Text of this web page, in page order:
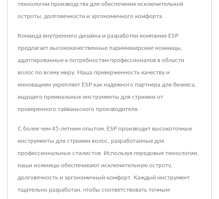
технологии производства для обеспечения исключительной
остроты, долговечности и эргономичного комфорта.
Команда внутреннего дизайна и разработки компании ESP
предлагает высококачественные парикмахерские ножницы,
адаптированные к потребностям профессионалов в области
волос по всему миру. Наша приверженность качеству и
инновациям укрепляет ESP как надежного партнера для бизнеса,
ищущего премиальные инструменты для стрижки от
проверенного тайваньского производителя.
С более чем 45-летним опытом, ESP производит высокоточные
инструменты для стрижки волос, разработанные для
профессиональных стилистов. Используя передовые технологии,
наши ножницы обеспечивают исключительную остроту,
долговечность и эргономичный комфорт. Каждый инструмент
тщательно разработан, чтобы соответствовать точным